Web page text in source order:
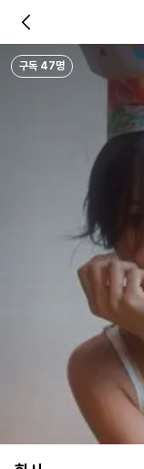
구독 47명